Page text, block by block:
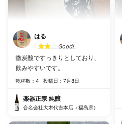
はる
Good!
微炭酸ですっきりとしており、
飲みやすいです。
乾杯数：4 投稿日：7月8日
楽器正宗 純醸
合名会社大木代吉本店（福島県）